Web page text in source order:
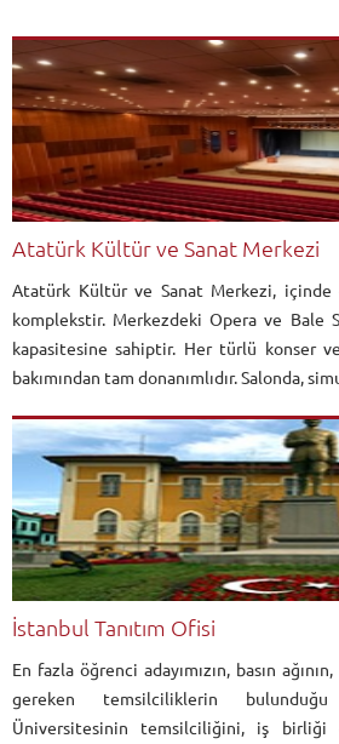
Atatürk Kültür ve Sanat Merkezi
Atatürk Kültür ve Sanat Merkezi, içinde
komplekstir. Merkezdeki Opera ve Bale
kapasitesine sahiptir. Her türlü konser
bakımından tam donanımlıdır. Salonda,
İstanbul Tanıtım Ofisi
En fazla öğrenci adayımızın, basın
gereken temsilciliklerin
Üniversitesinin temsilciliğini, iş birliği